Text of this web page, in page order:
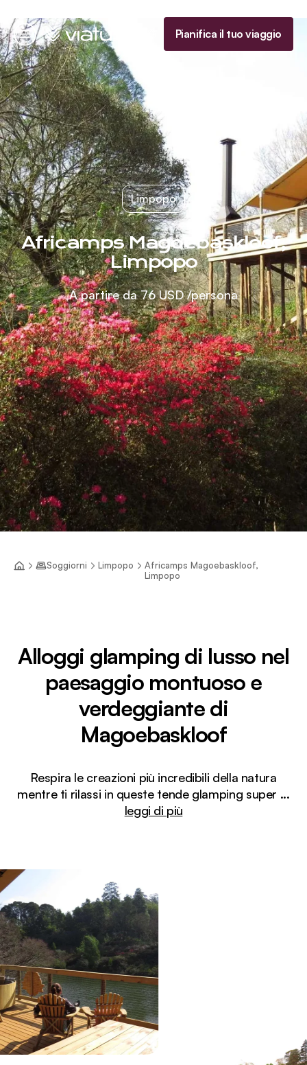
Menu
Homepage Pianifica il tuo viaggio
Limpopo
Africamps Magoebaskloof,
Limpopo
A partire da76 USD/persona
Soggiorni Limpopo
Africamps Magoebaskloof,
Limpopo
Alloggi glamping di lusso nel
paesaggio montuoso e
verdeggiante di
Magoebaskloof
Respira le creazioni più incredibili della natura
mentre ti rilassi in queste tende glamping super ...
leggi di più